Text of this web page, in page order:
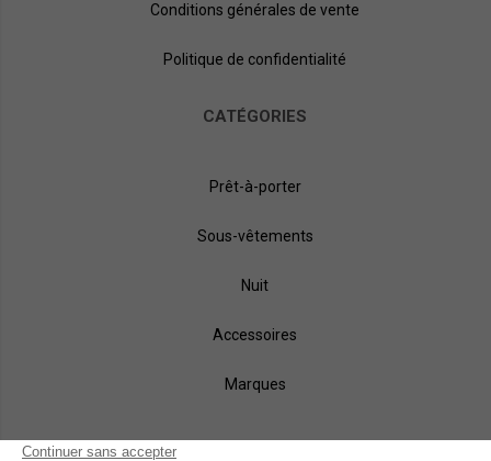
Conditions générales de vente
Politique de confidentialité
CATÉGORIES
Prêt-à-porter
Sous-vêtements
Nuit
Accessoires
Marques
NOS MÉTHODES DE PAIEMENT